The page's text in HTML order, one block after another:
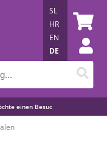
einen Besuc
SL
HR
EN
DE